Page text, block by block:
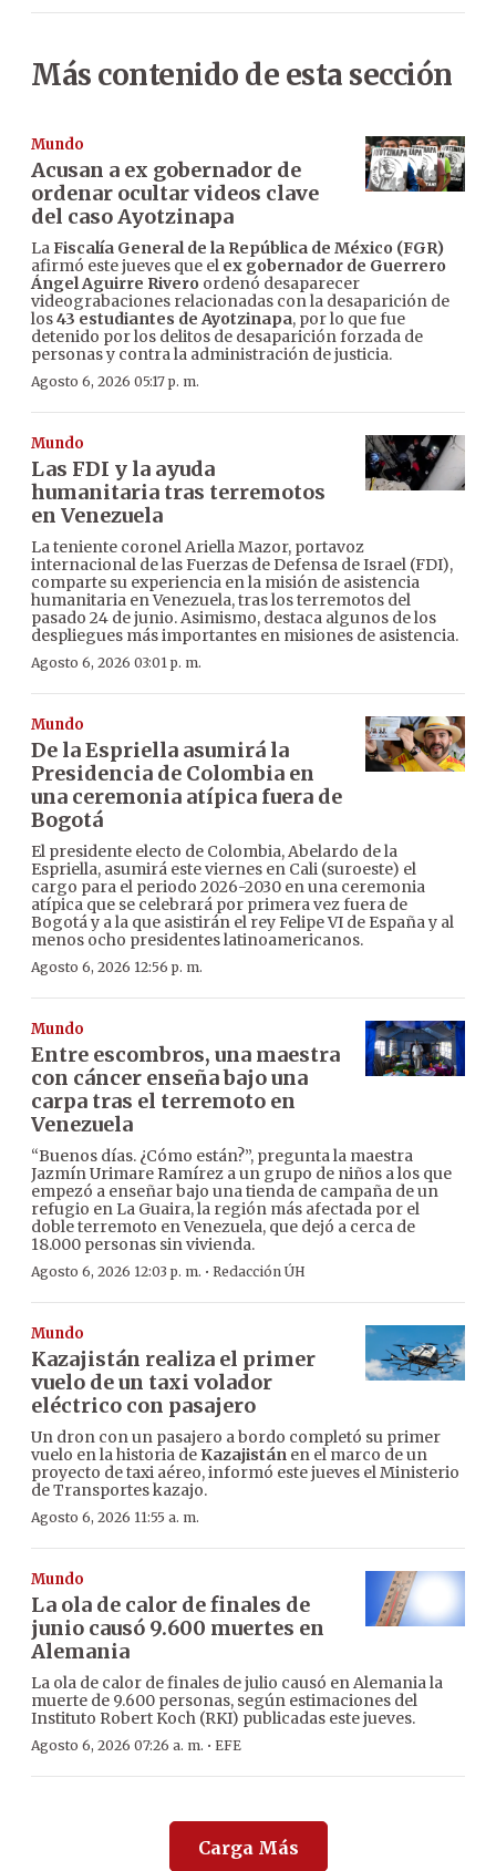
Más contenido de esta sección
Mundo
Acusan a ex gobernador de
ordenar ocultar videos clave
del caso Ayotzinapa
LaFiscalía General de la República de México (FGR)
afirmó este jueves que el ex gobernador de Guerrero
Ángel Aguirre Rivero ordenó desaparecer
videograbaciones relacionadas con la desaparición de
los43 estudiantes de Ayotzinapa, por lo que fue
detenido por los delitos de desaparición forzada de
personas y contra la administración de justicia.
Agosto 6, 2026 05:17 p. m.
Mundo
Las FDI y la ayuda
humanitaria tras terremotos
en Venezuela
La teniente coronel Ariella Mazor, portavoz
internacional de las Fuerzas de Defensa de Israel (FDI),
comparte su experiencia en la misión de asistencia
humanitaria en Venezuela, tras los terremotos del
pasado 24 de junio. Asimismo, destaca algunos de los
despliegues más importantes en misiones de asistencia.
Agosto 6, 2026 03:01 p. m.
Mundo
De la Espriella asumirá la
Presidencia de Colombia en
una ceremonia atípica fuera de
Bogotá
El presidente electo de Colombia, Abelardo de la
Espriella, asumirá este viernes en Cali (suroeste) el
cargo para el periodo 2026-2030 en una ceremonia
atípica que se celebrará por primera vez fuera de
Bogotá y a la que asistirán el rey Felipe VI de España y al
menos ocho presidentes latinoamericanos.
Agosto 6, 2026 12:56 p. m.
Mundo
Entre escombros, una maestra
con cáncer enseña bajo una
carpa tras el terremoto en
Venezuela
“Buenos días. ¿Cómo están?”, pregunta la maestra
Jazmín Urimare Ramírez a un grupo de niños a los que
empezó a enseñar bajo una tienda de campaña de un
refugio en La Guaira, la región más afectada por el
doble terremoto en Venezuela, que dejó a cerca de
18.000 personas sin vivienda.
Agosto 6, 2026 12:03 p. m. · Redacción ÚH
Mundo
Kazajistán realiza el primer
vuelo de un taxi volador
eléctrico con pasajero
Un dron con un pasajero a bordo completó su primer
vuelo en la historia de Kazajistán en el marco de un
proyecto de taxi aéreo, informó este jueves el Ministerio
de Transportes kazajo.
Agosto 6, 2026 11:55 a. m.
Mundo
La ola de calor de finales de
junio causó 9.600 muertes en
Alemania
La ola de calor de finales de julio causó en Alemania la
muerte de 9.600 personas, según estimaciones del
Instituto Robert Koch (RKI) publicadas este jueves.
Agosto 6, 2026 07:26 a. m. · EFE
Carga Más